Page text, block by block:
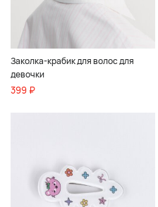
Заколка-крабик для волос для
девочки
399 ₽